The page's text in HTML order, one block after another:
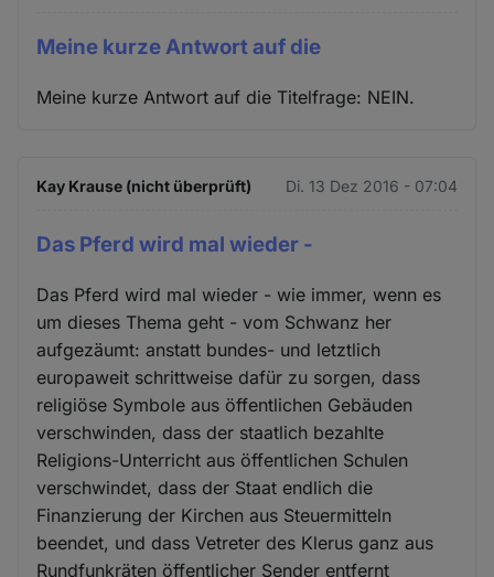
Meine kurze Antwort auf die
Meine kurze Antwort auf die Titelfrage: NEIN.
Kay Krause (nicht überprüft) Di. 13 Dez 2016 - 07:04
Das Pferd wird mal wieder -
Das Pferd wird mal wieder - wie immer, wenn es
um dieses Thema geht - vom Schwanz her
aufgezäumt: anstatt bundes- und letztlich
europaweit schrittweise dafür zu sorgen, dass
religiöse Symbole aus öffentlichen Gebäuden
verschwinden, dass der staatlich bezahlte
Religions-Unterricht aus öffentlichen Schulen
verschwindet, dass der Staat endlich die
Finanzierung der Kirchen aus Steuermitteln
beendet, und dass Vetreter des Klerus ganz aus
Rundfunkräten öffentlicher Sender entfernt